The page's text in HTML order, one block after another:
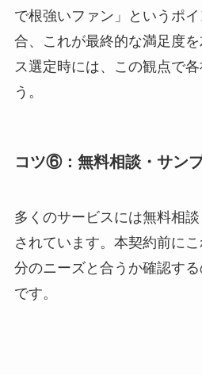
で根強いファン」というポ
合、これが最終的な満足度
ス選定時には、この観点で
う。
コツ⑥：無料相談・サン
多くのサービスには無料相
されています。本契約前に
分のニーズと合うか確認す
です。